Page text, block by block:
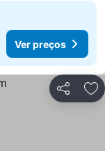
Ver preços
Partilhar